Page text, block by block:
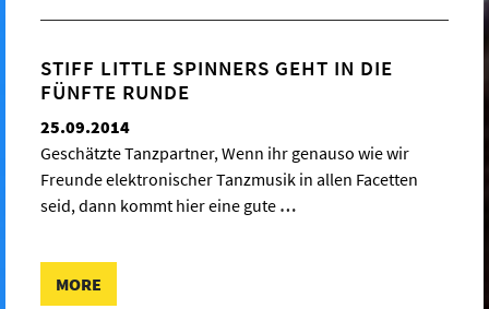
STIFF LITTLE SPINNERS GEHT IN DIE
FÜNFTE RUNDE
25.09.2014
Geschätzte Tanzpartner, Wenn ihr genauso wie wir
Freunde elektronischer Tanzmusik in allen Facetten
seid, dann kommt hier eine gute …
MORE